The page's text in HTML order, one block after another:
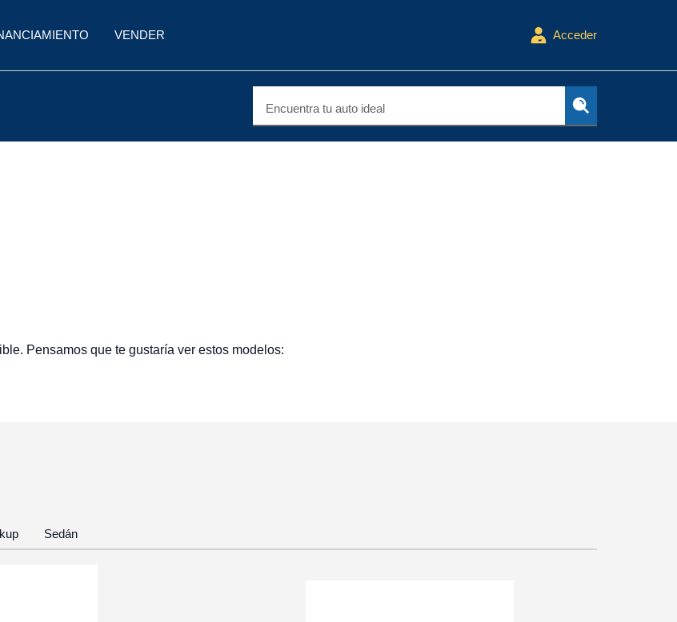
VENDER Acceder
Encuentra tu auto ideal
Pensamos que te gustaría ver estos modelos:
Sedán